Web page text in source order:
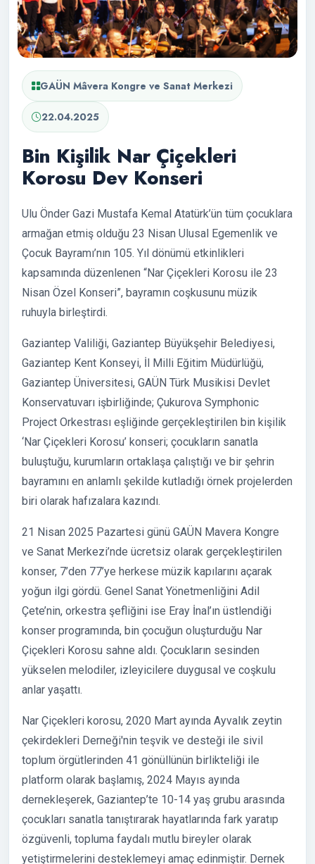
GAÜN Mâvera Kongre ve Sanat Merkezi
22.04.2025
Bin Kişilik Nar Çiçekleri
Korosu Dev Konseri
Ulu Önder Gazi Mustafa Kemal Atatürk’ün tüm çocuklara
armağan etmiş olduğu 23 Nisan Ulusal Egemenlik ve
Çocuk Bayramı’nın 105. Yıl dönümü etkinlikleri
kapsamında düzenlenen “Nar Çiçekleri Korosu ile 23
Nisan Özel Konseri”, bayramın coşkusunu müzik
ruhuyla birleştirdi.
Gaziantep Valiliği, Gaziantep Büyükşehir Belediyesi,
Gaziantep Kent Konseyi, İl Milli Eğitim Müdürlüğü,
Gaziantep Üniversitesi, GAÜN Türk Musikisi Devlet
Konservatuvarı işbirliğinde; Çukurova Symphonic
Project Orkestrası eşliğinde gerçekleştirilen bin kişilik
‘Nar Çiçekleri Korosu’ konseri; çocukların sanatla
buluştuğu, kurumların ortaklaşa çalıştığı ve bir şehrin
bayramını en anlamlı şekilde kutladığı örnek projelerden
biri olarak hafızalara kazındı.
21 Nisan 2025 Pazartesi günü GAÜN Mavera Kongre
ve Sanat Merkezi’nde ücretsiz olarak gerçekleştirilen
konser, 7’den 77’ye herkese müzik kapılarını açarak
yoğun ilgi gördü. Genel Sanat Yönetmenliğini Adil
Çete’nin, orkestra şefliğini ise Eray İnal’ın üstlendiği
konser programında, bin çocuğun oluşturduğu Nar
Çiçekleri Korosu sahne aldı. Çocukların sesinden
yükselen melodiler, izleyicilere duygusal ve coşkulu
anlar yaşattı.
Nar Çiçekleri korosu, 2020 Mart ayında Ayvalık zeytin
çekirdekleri Derneği'nin teşvik ve desteği ile sivil
toplum örgütlerinden 41 gönüllünün birlikteliği ile
platform olarak başlamış, 2024 Mayıs ayında
dernekleşerek, Gaziantep’te 10-14 yaş grubu arasında
çocukları sanatla tanıştırarak hayatlarında fark yaratıp
özgüvenli, topluma faydalı mutlu bireyler olarak
yetiştirmelerini desteklemeyi amaç edinmiştir. Dernek